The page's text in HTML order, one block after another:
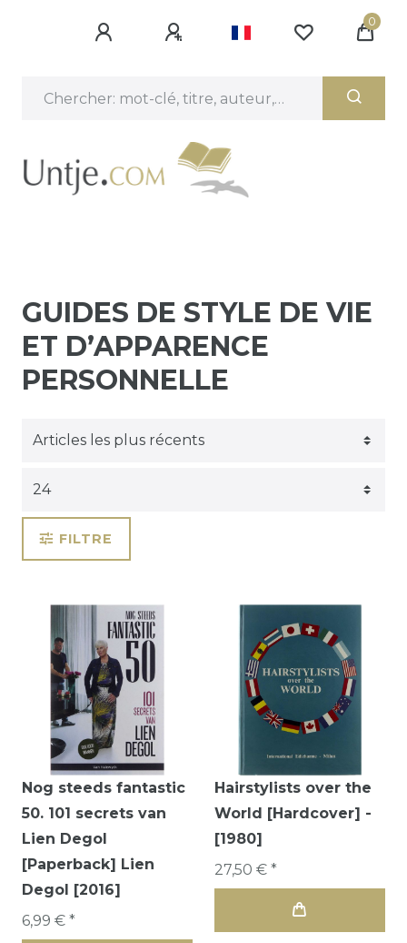
0
GUIDES DE STYLE DE VIE
ET D’APPARENCE
PERSONNELLE
FILTRE
Nog steeds fantastic
50. 101 secrets van
Lien Degol
[Paperback] Lien
Degol [2016]
6,99 € *
Hairstylists over the
World [Hardcover] -
[1980]
27,50 € *